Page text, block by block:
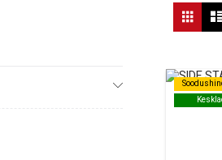
Visa
som
Rutnät